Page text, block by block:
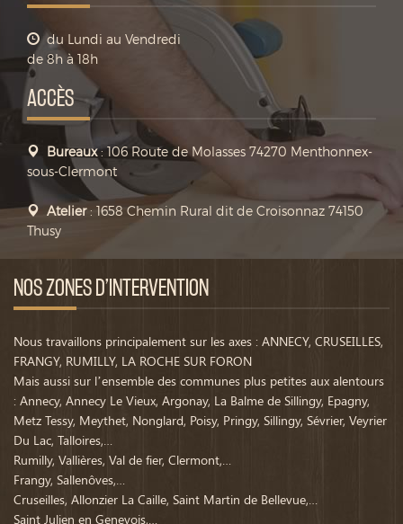
du Lundi au Vendredi
de 8h à 18h
ACCÈS
Bureaux: 106 Route de Molasses 74270 Menthonnex-
sous-Clermont
Atelier: 1658 Chemin Rural dit de Croisonnaz 74150
Thusy
NOS ZONES D’INTERVENTION
Nous travaillons principalement sur les axes : ANNECY, CRUSEILLES,
FRANGY, RUMILLY, LA ROCHE SUR FORON
Mais aussi sur l’ensemble des communes plus petites aux alentours
: Annecy, Annecy Le Vieux, Argonay, La Balme de Sillingy, Epagny,
Metz Tessy, Meythet, Nonglard, Poisy, Pringy, Sillingy, Sévrier, Veyrier
Du Lac, Talloires,…
Rumilly, Vallières, Val de fier, Clermont,…
Frangy, Sallenôves,…
Cruseilles, Allonzier La Caille, Saint Martin de Bellevue,…
Saint Julien en Genevois,…